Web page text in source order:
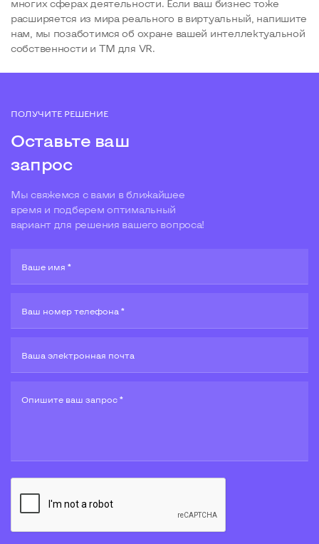
многих сферах деятельности. Если ваш бизнес тоже
расширяется из мира реального в виртуальный, напишите
нам, мы позаботимся об охране вашей интеллектуальной
собственности и ТМ для VR.
ПОЛУЧИТЕ РЕШЕНИЕ
Оставьте ваш
запрос
Мы свяжемся с вами в ближайшее
время и подберем оптимальный
вариант для решения вашего вопроса!
Ваше имя *
Ваш номер телефона *
Ваша электронная почта
Опишите ваш запрос *